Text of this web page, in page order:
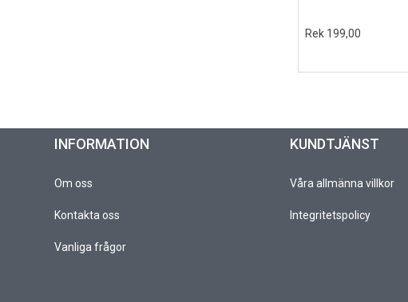
Rek 199,00
INFORMATION
Om oss
Kontakta oss
Vanliga frågor
KUNDTJÄNST
Våra allmänna villkor
Integritetspolicy